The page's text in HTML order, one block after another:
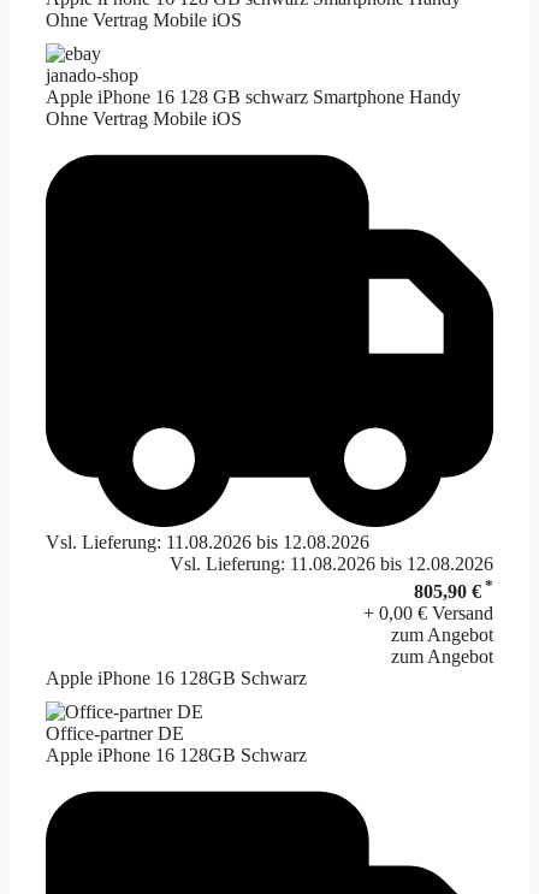
Ohne Vertrag Mobile iOS
janado-shop
Apple iPhone 16 128 GB schwarz Smartphone Handy
Ohne Vertrag Mobile iOS
Vsl. Lieferung: 11.08.2026 bis 12.08.2026
Vsl. Lieferung: 11.08.2026 bis 12.08.2026
805,90 € *
+ 0,00 € Versand
zum Angebot
zum Angebot
Apple iPhone 16 128GB Schwarz
Office-partner DE
Apple iPhone 16 128GB Schwarz